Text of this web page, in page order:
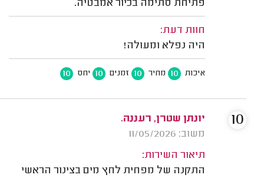
פתיחת סתימה בכיור אמבטיה.
חוות דעת:
היה נפלא ומעולה!
איכות 10 מחיר 10 זמנים 10 יחס 10
יונתן שטרן, רעננה.
משוב: 11/05/2026
תיאור השירות:
התקנה של מפחית לחץ מים בצינור הראשי
10